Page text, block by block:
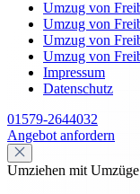
Umzug von
Umzug von
Umzug von
Umzug von
Impressum
Datenschutz
01579-2644032
Angebot anfordern
Umziehen mit